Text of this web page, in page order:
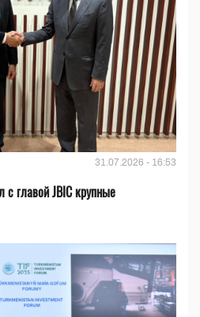
31.07.2026 - 16:53
с главой JBIC крупные